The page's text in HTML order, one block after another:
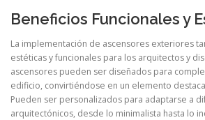
Beneficios Funcionales y
La implementación de ascensores exteriores
estéticas y funcionales para los arquitectos y
ascensores pueden ser diseñados para
edificio, convirtiéndose en un elemento
Pueden ser personalizados para adaptarse a
arquitectónicos, desde lo minimalista hasta lo